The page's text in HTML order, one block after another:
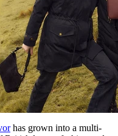
has grown into a multi-